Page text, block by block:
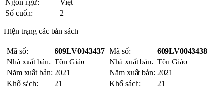
Ngôn ngữ:
Việt
Số cuốn:
2
Hiện trạng các bản sách
Mã số:
609LV0043437
Nhà xuất bản: Tôn Giáo
Năm xuất bản: 2021
Khổ sách:
21
Mã số:
609LV0043438
Nhà xuất bản: Tôn Giáo
Năm xuất bản: 2021
Khổ sách:
21